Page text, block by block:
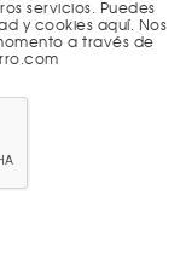
servicios. Puedes
y cookies aquí. Nos
a través de